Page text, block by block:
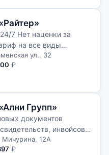
7 Нет наценки за
на все виды
За чашкой кофе мы
и найдем
ул., 32
₽
Групп»
документов
инвойсов и
Мичурина, 12А
₽